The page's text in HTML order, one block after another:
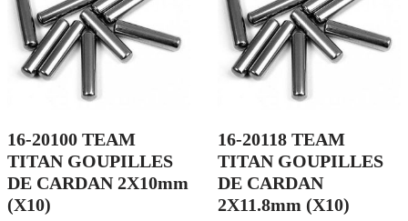
16-20100 TEAM
TITAN GOUPILLES
DE CARDAN 2X10mm
(X10)
16-20118 TEAM
TITAN GOUPILLES
DE CARDAN
2X11.8mm (X10)